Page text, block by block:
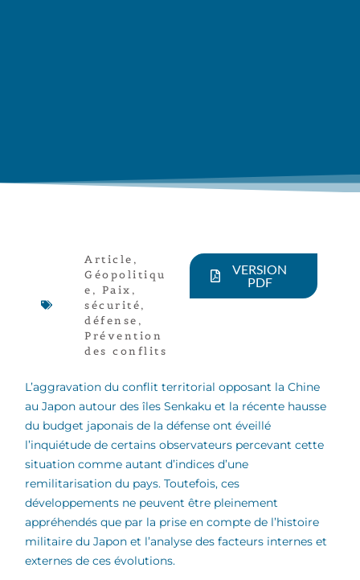
Article ,
Géopolitiqu
e , Paix,
sécurité,
défense ,
Prévention
des conflits
VERSION
PDF
L’aggravation du conflit territorial opposant la Chine
au Japon autour des îles Senkaku et la récente hausse
du budget japonais de la défense ont éveillé
l’inquiétude de certains observateurs percevant cette
situation comme autant d’indices d’une
remilitarisation du pays. Toutefois, ces
développements ne peuvent être pleinement
appréhendés que par la prise en compte de l’histoire
militaire du Japon et l’analyse des facteurs internes et
externes de ces évolutions.